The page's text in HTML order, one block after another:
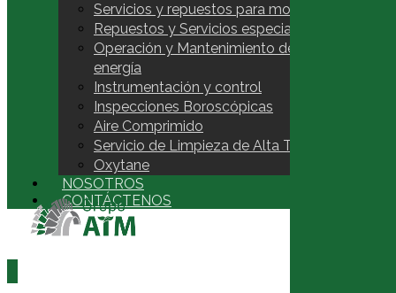
Servicios y repuestos para motores recíprocos
Repuestos y Servicios especializados para
Operación y Mantenimiento de centrales de
energía
Instrumentación y control
Inspecciones Boroscópicas
Aire Comprimido
Servicio de Limpieza de Alta Tecnología
Oxytane
NOSOTROS
CONTÁCTENOS